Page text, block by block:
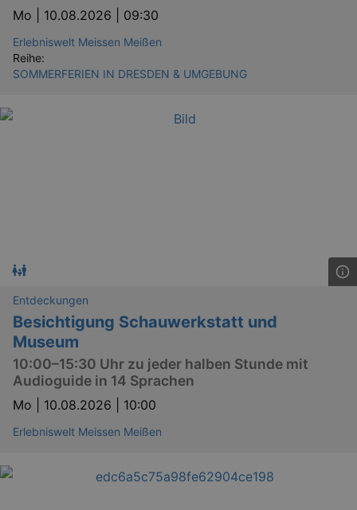
Mo | 10.08.2026 | 09:30
Erlebniswelt Meissen Meißen
Reihe:
SOMMERFERIEN IN DRESDEN & UMGEBUNG
Entdeckungen
Besichtigung Schauwerkstatt und
Museum
10:00–15:30 Uhr zu jeder halben Stunde mit
Audioguide in 14 Sprachen
Mo | 10.08.2026 | 10:00
Erlebniswelt Meissen Meißen